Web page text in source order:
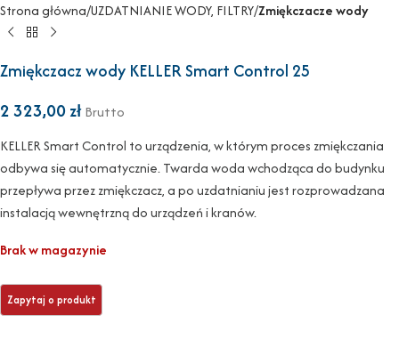
Strona główna UZDATNIANIE WODY, FILTRY Zmiękczacze wody
Zmiękczacz wody KELLER Smart Control 25
2 323,00zł Brutto
KELLER Smart Control to urządzenia, w którym proces zmiękczania
odbywa się automatycznie. Twarda woda wchodząca do budynku
przepływa przez zmiękczacz, a po uzdatnianiu jest rozprowadzana
instalacją wewnętrzną do urządzeń i kranów.
Brak w magazynie